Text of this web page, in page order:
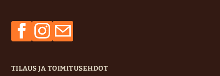
FacebookInstagramSähköposti
TILAUS JA TOIMITUSEHDOT